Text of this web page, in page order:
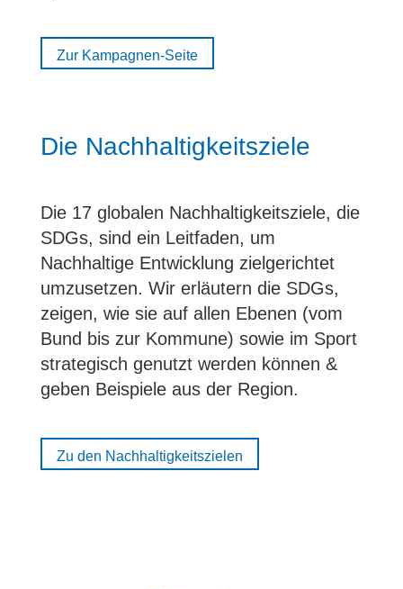
Zur Kampagnen-Seite
Die Nachhaltigkeitsziele
Die 17 globalen Nachhaltigkeitsziele, die
SDGs, sind ein Leitfaden, um
Nachhaltige Entwicklung zielgerichtet
umzusetzen. Wir erläutern die SDGs,
zeigen, wie sie auf allen Ebenen (vom
Bund bis zur Kommune) sowie im Sport
strategisch genutzt werden können &
geben Beispiele aus der Region.
Zu den Nachhaltigkeitszielen